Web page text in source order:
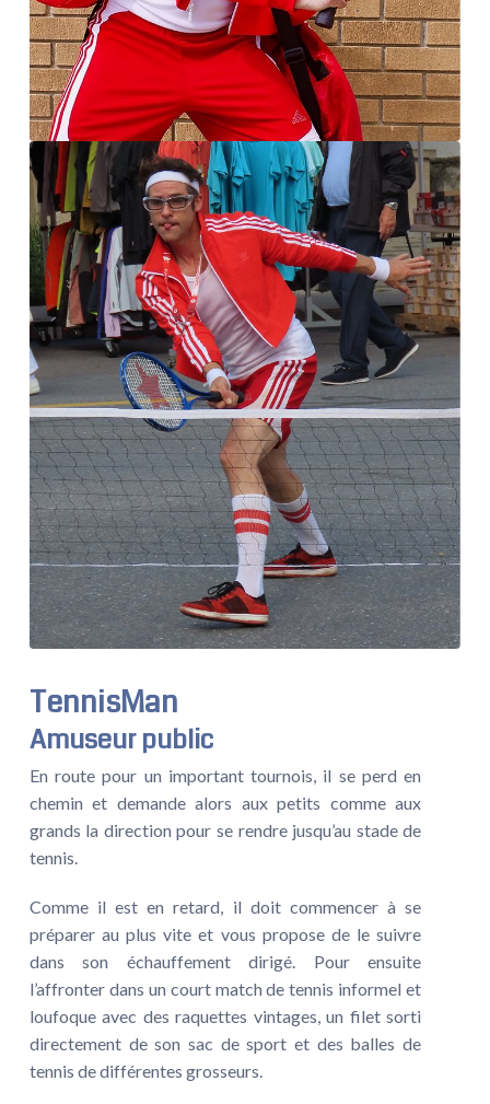
TennisMan
Amuseur public
En route pour un important tournois, il se perd en
chemin et demande alors aux petits comme aux
grands la direction pour se rendre jusqu’au stade de
tennis.
Comme il est en retard, il doit commencer à se
préparer au plus vite et vous propose de le suivre
dans son échauffement dirigé. Pour ensuite
l’affronter dans un court match de tennis informel et
loufoque avec des raquettes vintages, un filet sorti
directement de son sac de sport et des balles de
tennis de différentes grosseurs.